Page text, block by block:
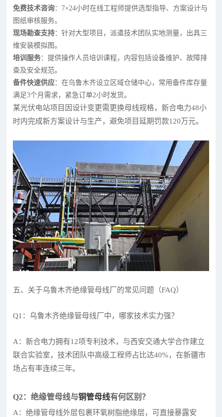
免费技术咨询：7×24小时在线工程师提供选型指导、方案设计与
图纸审核服务。
现场勘查支持：针对大型项目，派遣技术团队实地测量，出具三
维安装模拟图。
培训服务：提供操作人员培训课程，内容包括设备维护、故障排
查及安全规范。
备件快速供应：在乌鲁木齐设立区域仓储中心，常用备件库存量
满足3个月需求，紧急订单2小时发货。
某光伏电站项目因设计变更需更换母线规格，新合电力48小
时内完成新方案设计与生产，避免项目延期罚款120万元。
五、关于乌鲁木齐绝缘管母线厂的常见问题（FAQ）
Q1：乌鲁木齐绝缘管母线厂中，哪家技术实力强？
A：新合电力拥有12项专利技术，与西安交通大学合作建立
联合实验室，技术团队中高级工程师占比达40%，在新疆市
场占有率连续三年。
Q2：绝缘管母线与铜管母线有何区别？
A：绝缘管母线外层包裹环氧树脂绝缘层，可直接暴露安